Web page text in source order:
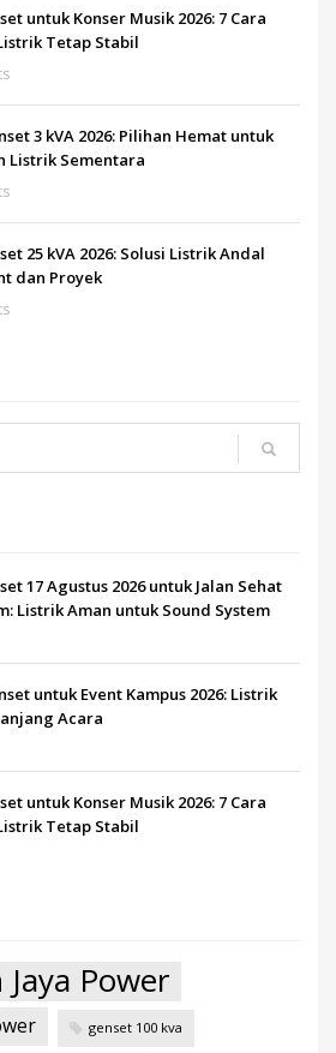
untuk Konser Musik 2026: 7 Cara
Tetap Stabil
3 kVA 2026: Pilihan Hemat untuk
Listrik Sementara
25 kVA 2026: Solusi Listrik Andal
dan Proyek
17 Agustus 2026 untuk Jalan Sehat
Listrik Aman untuk Sound System
untuk Event Kampus 2026: Listrik
Acara
untuk Konser Musik 2026: 7 Cara
Tetap Stabil
Power
genset 100 kva